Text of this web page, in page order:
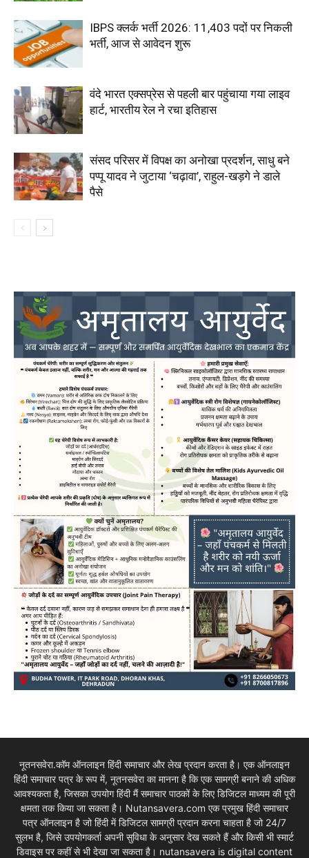
IBPS क्लर्क भर्ती 2026: 11,403 पदों पर निकली
भर्ती, आज से आवेदन शुरू
वंदे भारत एक्सप्रेस से पहली बार पहुंचाया गया लाइव
हार्ट, भारतीय रेल ने रचा इतिहास
संसद परिसर में विपक्ष का अनोखा प्रदर्शन, साधु बने
पप्पू यादव ने जुटाया ‘चढ़ावा’, राहुल-खड़गे ने डाले
पैसे
नूतनसवेरा.कॉम ऑनलाइन हिंदी समाचार और लेख प्रदान करता है। एक ऑनलाइन
हिंदी समाचार पत्र के रूप में, नूतनसवेरा का मानना है कि एक सामग्री बनाने की अधिक
आवश्यकता है, जिसका उपयोग हिंदी मैं समाचार पाठकों के लिए डिजिटल माध्यम की पूरी
क्षमता तक किया जा सकता है। Nutansavera.com एक प्रमुख हिंदी समाचार
पत्र ऑनलाइन है जो हिंदी में डिजिटल सामग्री प्रदान करना चाहता है जो 24/7
सुलभ है, जिसे उपयोगकर्ता अपनी सुविधा के अनुसार देख सकते हैं और किसी भी स्मार्ट
डिवाइस पर कहीं से भी देखा जा सकता है। nutansavera is digital content